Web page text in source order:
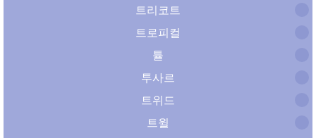
트리코트
트로피컬
튤
투사르
트위드
트윌